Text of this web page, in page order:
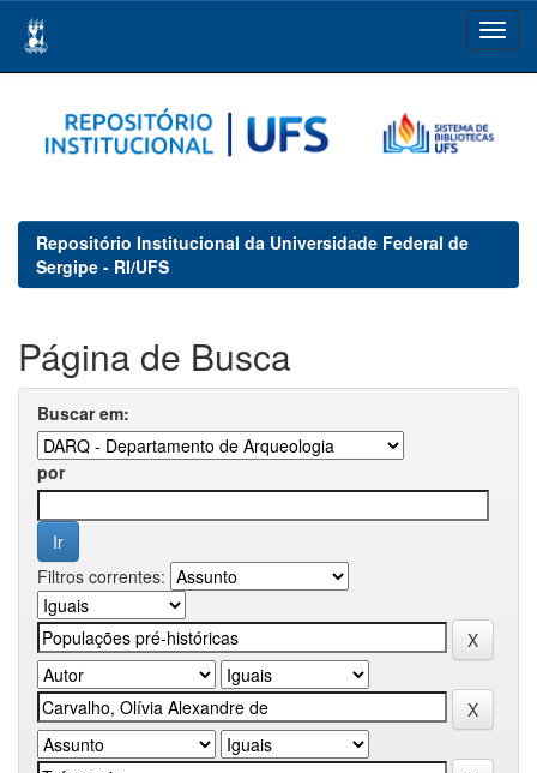
navigation
Repositório Institucional da Universidade Federal de
Sergipe - RI/UFS
Página de Busca
Buscar em:
por
Filtros correntes: